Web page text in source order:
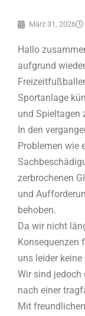
März 31, 2026
Hallo
aufgrund
Sportanlage
und Spieltagen
In den
Problemen wie
zerbrochenen
und
behoben.
Da wir nicht
Konsequenzen
uns leider
Wir sind jedoch
nach einer
Mit